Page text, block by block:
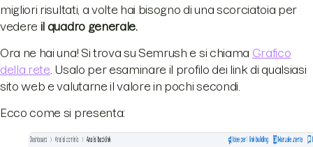
migliori risultati, a volte hai bisogno di una scorciatoia per
vedere il quadro generale.
Ora ne hai una! Si trova su Semrush e si chiama Grafico
della rete . Usalo per esaminare il profilo dei link di qualsiasi
sito web e valutarne il valore in pochi secondi.
Ecco come si presenta: